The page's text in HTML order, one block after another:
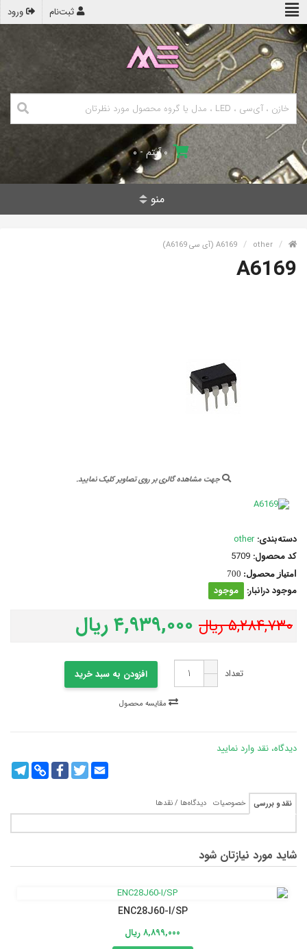
ورود ثبت‌نام
۰ آیتم - ۰
منو
other A6169 (آی سی A6169)
A6169
جهت مشاهده گالری بر روی تصاویر کلیک نمایید.
دسته‌بندی:other
کد محصول: 5709
امتیاز محصول: 700
موجود درانبار: موجود
۵,۲۸۴,۷۳۰ ریال ۴,۹۳۹,۰۰۰ ریال
تعداد افزودن به سبد خرید
دیدگاه، نقد وارد نمایید
Copy
Link
FacebookTwitterEmail
نقد و بررسی خصوصیات دیدگاه‌ها / نقدها
شاید مورد نیازتان شود
ENC28J60-I/SP
۸,۸۹۹,۰۰۰ ریال